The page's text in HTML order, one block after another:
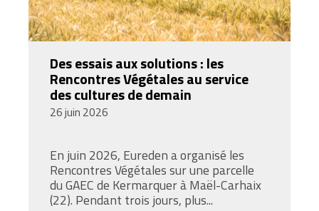
Des essais aux solutions : les
Rencontres Végétales au service
des cultures de demain
26 juin 2026
En juin 2026, Eureden a organisé les
Rencontres Végétales sur une parcelle
du GAEC de Kermarquer à Maël-Carhaix
(22). Pendant trois jours, plus...